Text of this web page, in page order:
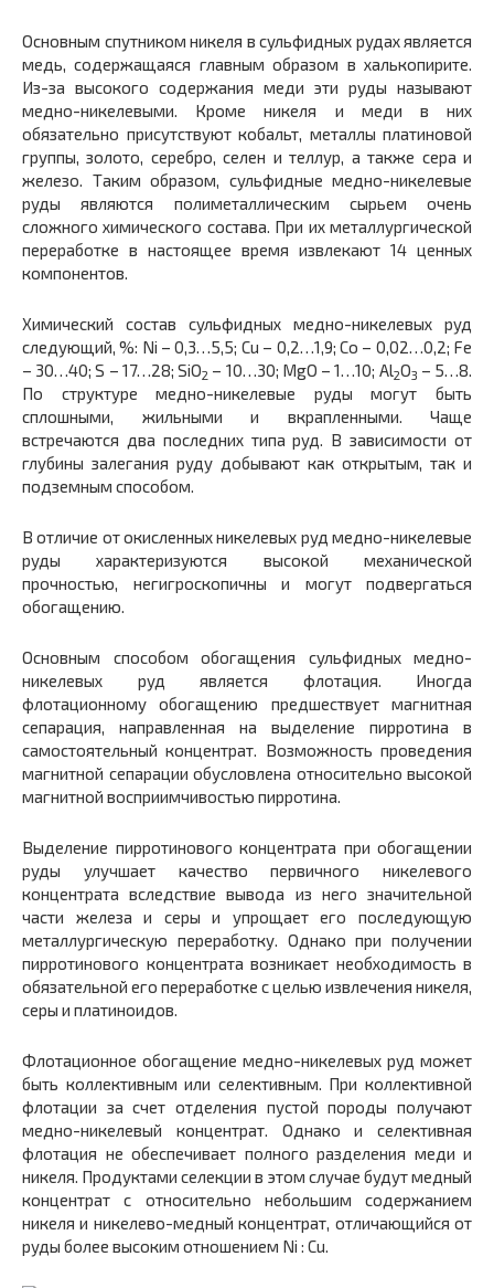
Основным спутником никеля в сульфидных рудах является
медь, содержащаяся главным образом в халькопирите.
Из-за высокого содержания меди эти руды называют
медно-никелевыми. Кроме никеля и меди в них
обязательно присутствуют кобальт, металлы платиновой
группы, золото, серебро, селен и теллур, а также сера и
железо. Таким образом, сульфидные медно-никелевые
руды являются полиметаллическим сырьем очень
сложного химического состава. При их металлургической
переработке в настоящее время извлекают 14 ценных
компонентов.
Химический состав сульфидных медно-никелевых руд
следующий, %: Ni – 0,3…5,5; Cu – 0,2…1,9; Co – 0,02…0,2; Fe
– 30…40; S – 17…28; SiO2 – 10…30; MgO – 1…10; Al2O3 – 5…8.
По структуре медно-никелевые руды могут быть
сплошными, жильными и вкрапленными. Чаще
встречаются два последних типа руд. В зависимости от
глубины залегания руду добывают как открытым, так и
подземным способом.
В отличие от окисленных никелевых руд медно-никелевые
руды характеризуются высокой механической
прочностью, негигроскопичны и могут подвергаться
обогащению.
Основным способом обогащения сульфидных медно-
никелевых руд является флотация. Иногда
флотационному обогащению предшествует магнитная
сепарация, направленная на выделение пирротина в
самостоятельный концентрат. Возможность проведения
магнитной сепарации обусловлена относительно высокой
магнитной восприимчивостью пирротина.
Выделение пирротинового концентрата при обогащении
руды улучшает качество первичного никелевого
концентрата вследствие вывода из него значительной
части железа и серы и упрощает его последующую
металлургическую переработку. Однако при получении
пирротинового концентрата возникает необходимость в
обязательной его переработке с целью извлечения никеля,
серы и платиноидов.
Флотационное обогащение медно-никелевых руд может
быть коллективным или селективным. При коллективной
флотации за счет отделения пустой породы получают
медно-никелевый концентрат. Однако и селективная
флотация не обеспечивает полного разделения меди и
никеля. Продуктами селекции в этом случае будут медный
концентрат с относительно небольшим содержанием
никеля и никелево-медный концентрат, отличающийся от
руды более высоким отношением Ni : Cu.